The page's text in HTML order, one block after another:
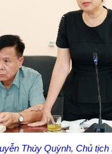
Thúy Quỳnh, Chủ tịch